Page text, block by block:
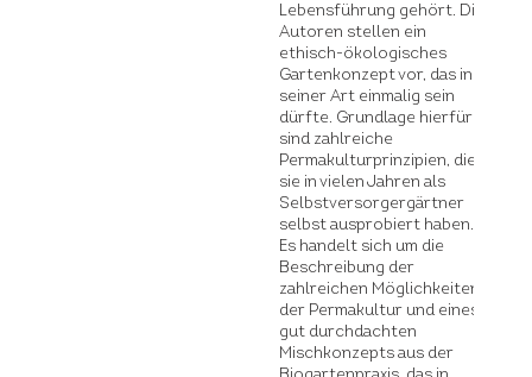
Lebensführung gehört. Die
Autoren stellen ein
ethisch-ökologisches
Gartenkonzept vor, das in
seiner Art einmalig sein
dürfte. Grundlage hierfür
sind zahlreiche
Permakulturprinzipien, die
sie in vielen Jahren als
Selbstversorgergärtner
selbst ausprobiert haben.
Es handelt sich um die
Beschreibung der
zahlreichen Möglichkeiten
der Permakultur und eines
gut durchdachten
Mischkonzepts aus der